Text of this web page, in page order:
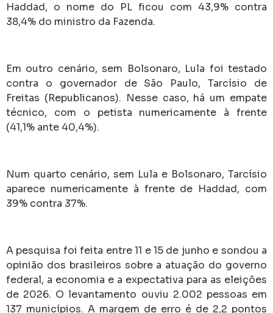
Haddad, o nome do PL ficou com 43,9% contra
38,4% do ministro da Fazenda.
Em outro cenário, sem Bolsonaro, Lula foi testado
contra o governador de São Paulo, Tarcísio de
Freitas (Republicanos). Nesse caso, há um empate
técnico, com o petista numericamente à frente
(41,1% ante 40,4%).
Num quarto cenário, sem Lula e Bolsonaro, Tarcísio
aparece numericamente à frente de Haddad, com
39% contra 37%.
A pesquisa foi feita entre 11 e 15 de junho e sondou a
opinião dos brasileiros sobre a atuação do governo
federal, a economia e a expectativa para as eleições
de 2026. O levantamento ouviu 2.002 pessoas em
137 municípios. A margem de erro é de 2,2 pontos